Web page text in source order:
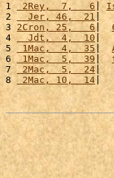
1 2Rey,  7,   6 |
2
  Jer, 46,  21
3 2Cron, 25,   6|
4
  Jdt,  4,  10
5
1Mac,  4,  35 |
6 1Mac,  5,  39 |
7
2Mac,  5,  24|
8
2Mac, 10,  14